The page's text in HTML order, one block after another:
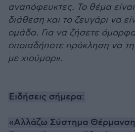
αναπόφευκτες. Το θέμα
διάθεση και το ζευγάρι να
ομάδα. Για να ζήσετε
οποιαδήποτε πρόκληση να
με χιούμορ».
Ειδήσεις σήμερα:
«Αλλάζω Σύστημα